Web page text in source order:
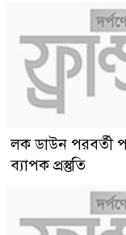
লক ডাউন পরবর্তী
ব্যাপক প্রস্তুতি